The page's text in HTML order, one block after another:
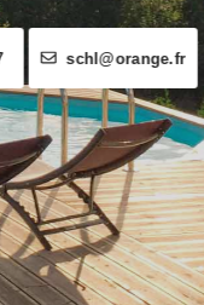
schl@orange.fr